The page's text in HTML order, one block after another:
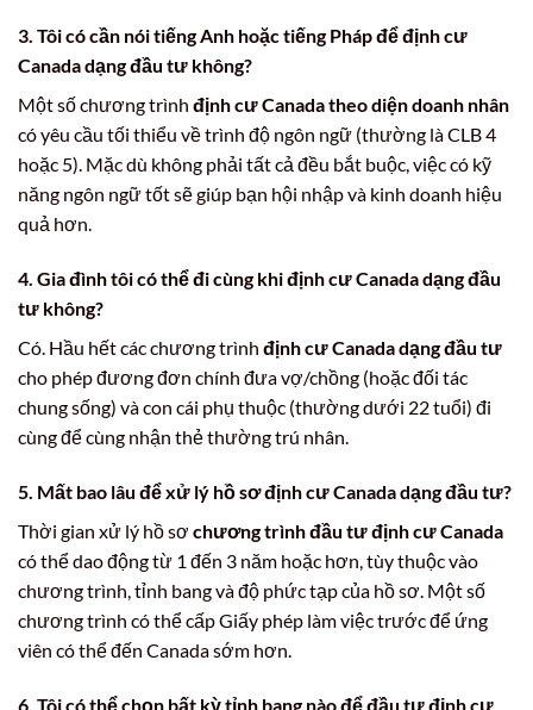
3. Tôi có cần nói tiếng Anh hoặc tiếng Pháp để định cư
Canada dạng đầu tư không?
Một số chương trình định cư Canada theo diện doanh nhân
có yêu cầu tối thiểu về trình độ ngôn ngữ (thường là CLB 4
hoặc 5). Mặc dù không phải tất cả đều bắt buộc, việc có kỹ
năng ngôn ngữ tốt sẽ giúp bạn hội nhập và kinh doanh hiệu
quả hơn.
4. Gia đình tôi có thể đi cùng khi định cư Canada dạng đầu
tư không?
Có. Hầu hết các chương trình định cư Canada dạng đầu tư
cho phép đương đơn chính đưa vợ/chồng (hoặc đối tác
chung sống) và con cái phụ thuộc (thường dưới 22 tuổi) đi
cùng để cùng nhận thẻ thường trú nhân.
5. Mất bao lâu để xử lý hồ sơ định cư Canada dạng đầu tư?
Thời gian xử lý hồ sơ chương trình đầu tư định cư Canada
có thể dao động từ 1 đến 3 năm hoặc hơn, tùy thuộc vào
chương trình, tỉnh bang và độ phức tạp của hồ sơ. Một số
chương trình có thể cấp Giấy phép làm việc trước để ứng
viên có thể đến Canada sớm hơn.
6. Tôi có thể chọn bất kỳ tỉnh bang nào để đầu tư định cư